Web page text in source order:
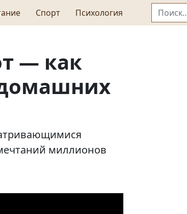
Спорт Психология Найти:
— как
миллионов